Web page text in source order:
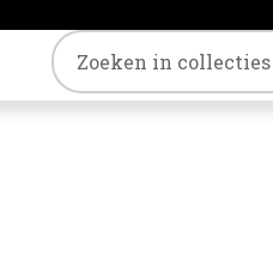
Trefwoord